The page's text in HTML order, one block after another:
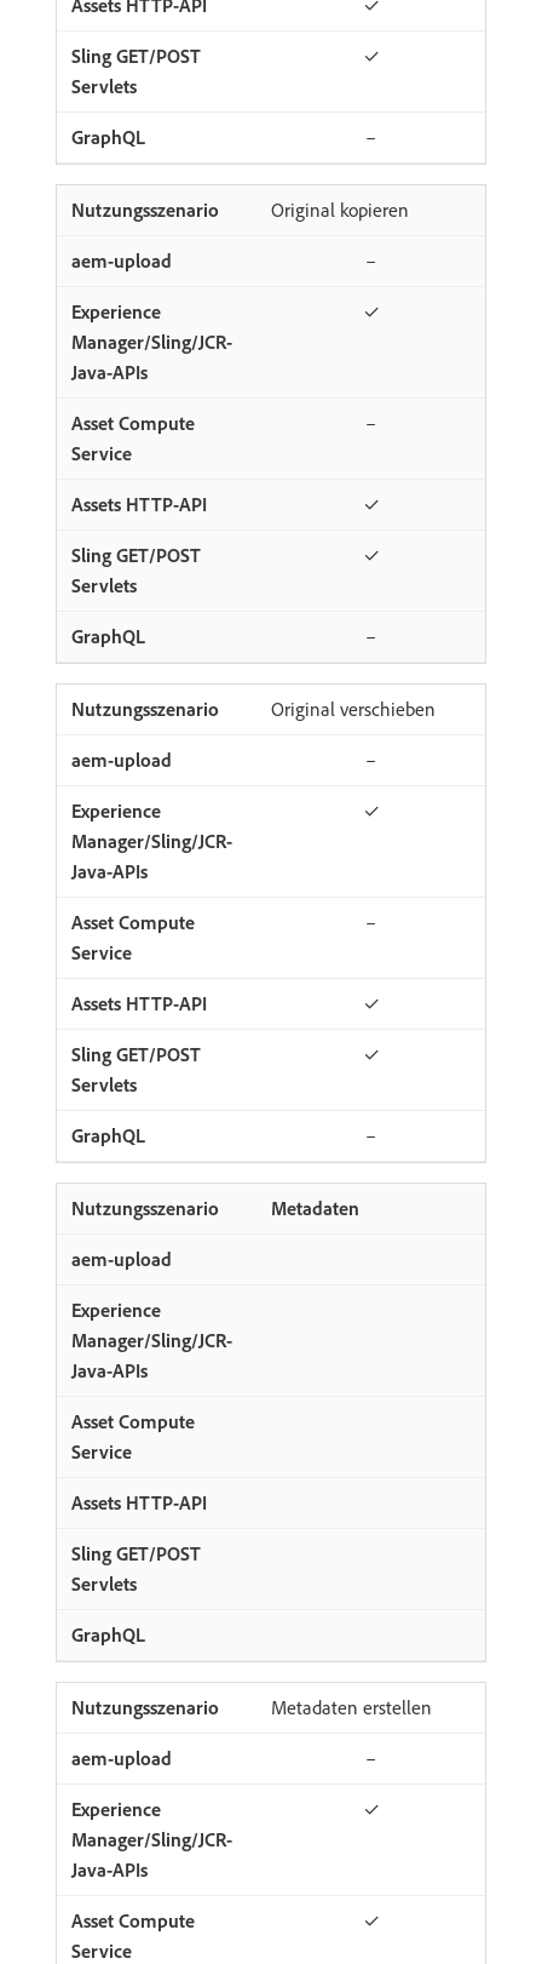
✓
✓
–
Original kopieren
–
✓
–
✓
✓
–
Original verschieben
–
✓
–
✓
✓
–
Metadaten
Metadaten erstellen
–
✓
✓